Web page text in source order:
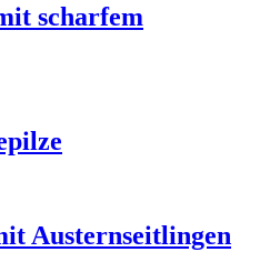
scharfem
Austernseitlingen